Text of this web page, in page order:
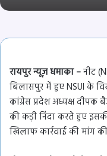
रायपुर न्यूज़ धमाका –नीट
बिलासपुर में हुए NSUI के
कांग्रेस प्रदेश अध्यक्ष दीपक
की कड़ी निंदा करते हुए
खिलाफ कार्रवाई की मांग